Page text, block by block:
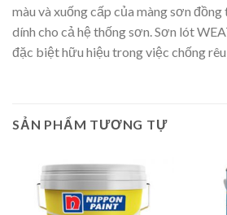
màu và xuống cấp của màng sơn
dính cho cả hệ thống sơn. Sơn lót
đặc biệt hữu hiệu trong việc chống
SẢN PHẨM TƯƠNG TỰ